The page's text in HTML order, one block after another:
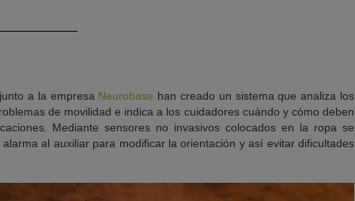
junto a la empresa Neurobase han creado un sistema que analiza los
de movilidad e indica a los cuidadores cuándo y cómo deben
Mediante sensores no invasivos colocados en la ropa se
al auxiliar para modificar la orientación y así evitar dificultades